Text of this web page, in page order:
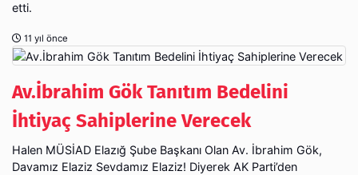
etti.
11 yıl önce
Av.İbrahim Gök Tanıtım Bedelini
İhtiyaç Sahiplerine Verecek
Halen MÜSİAD Elazığ Şube Başkanı Olan Av. İbrahim Gök,
Davamız Elaziz Sevdamız Elaziz! Diyerek AK Parti’den